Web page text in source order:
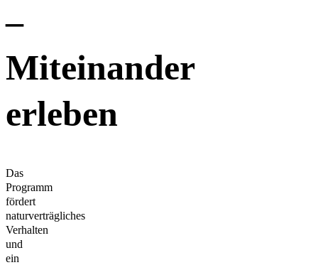
–
Miteinander
erleben
Das
Programm
fördert
naturverträgliches
Verhalten
und
ein